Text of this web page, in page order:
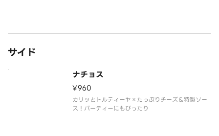
サイド
ナチョス
¥960
カリッとトルティーヤ×たっぷりチーズ＆特製ソー
ス！パーティーにもぴったり